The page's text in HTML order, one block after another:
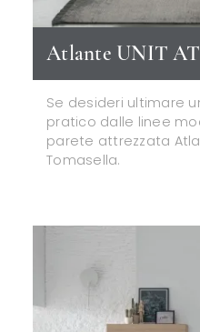
Atlante UNIT
Se desideri ultimare
pratico dalle linee
parete attrezzata
Tomasella.